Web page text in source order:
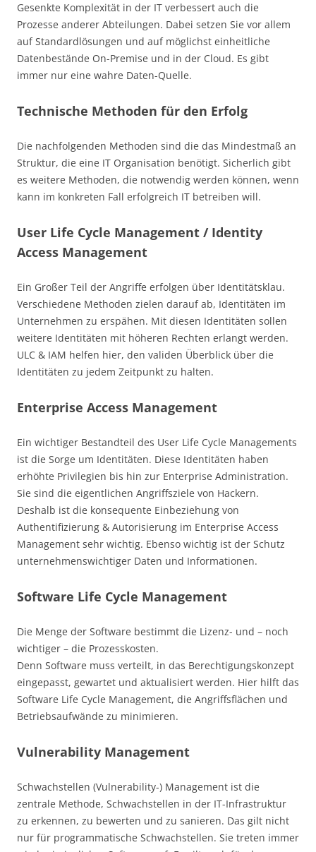
Gesenkte Komplexität in der IT verbessert auch die
Prozesse anderer Abteilungen. Dabei setzen Sie vor allem
auf Standardlösungen und auf möglichst einheitliche
Datenbestände On-Premise und in der Cloud. Es gibt
immer nur eine wahre Daten-Quelle.
Technische Methoden für den Erfolg
Die nachfolgenden Methoden sind die das Mindestmaß an
Struktur, die eine IT Organisation benötigt. Sicherlich gibt
es weitere Methoden, die notwendig werden können, wenn
kann im konkreten Fall erfolgreich IT betreiben will.
User Life Cycle Management / Identity
Access Management
Ein Großer Teil der Angriffe erfolgen über Identitätsklau.
Verschiedene Methoden zielen darauf ab, Identitäten im
Unternehmen zu erspähen. Mit diesen Identitäten sollen
weitere Identitäten mit höheren Rechten erlangt werden.
ULC & IAM helfen hier, den validen Überblick über die
Identitäten zu jedem Zeitpunkt zu halten.
Enterprise Access Management
Ein wichtiger Bestandteil des User Life Cycle Managements
ist die Sorge um Identitäten. Diese Identitäten haben
erhöhte Privilegien bis hin zur Enterprise Administration.
Sie sind die eigentlichen Angriffsziele von Hackern.
Deshalb ist die konsequente Einbeziehung von
Authentifizierung & Autorisierung im Enterprise Access
Management sehr wichtig. Ebenso wichtig ist der Schutz
unternehmenswichtiger Daten und Informationen.
Software Life Cycle Management
Die Menge der Software bestimmt die Lizenz- und – noch
wichtiger – die Prozesskosten.
Denn Software muss verteilt, in das Berechtigungskonzept
eingepasst, gewartet und aktualisiert werden. Hier hilft das
Software Life Cycle Management, die Angriffsflächen und
Betriebsaufwände zu minimieren.
Vulnerability Management
Schwachstellen (Vulnerability-) Management ist die
zentrale Methode, Schwachstellen in der IT-Infrastruktur
zu erkennen, zu bewerten und zu sanieren. Das gilt nicht
nur für programmatische Schwachstellen. Sie treten immer